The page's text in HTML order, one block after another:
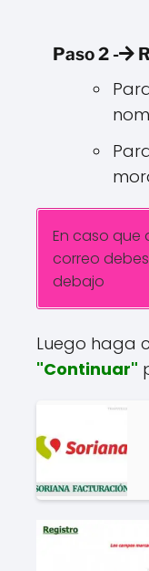
Paso 2 -
En caso que
correo
debajo
Luego haga
"Continuar"